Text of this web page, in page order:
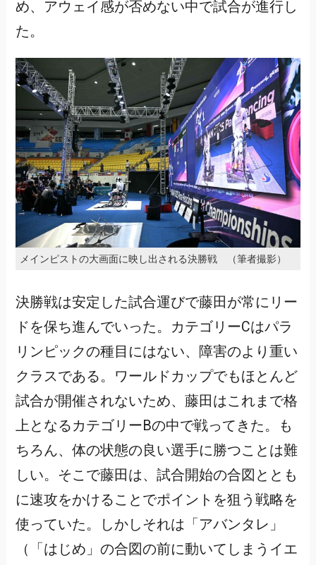
め、アウェイ感が否めない中で試合が進行し
た。
メインピストの大画面に映し出される決勝戦 （筆者撮影）
決勝戦は安定した試合運びで藤田が常にリー
ドを保ち進んでいった。カテゴリーCはパラ
リンピックの種目にはない、障害のより重い
クラスである。ワールドカップでもほとんど
試合が開催されないため、藤田はこれまで格
上となるカテゴリーBの中で戦ってきた。も
ちろん、体の状態の良い選手に勝つことは難
しい。そこで藤田は、試合開始の合図ととも
に速攻をかけることでポイントを狙う戦略を
使っていた。しかしそれは「アバンタレ」
（「はじめ」の合図の前に動いてしまうイエ